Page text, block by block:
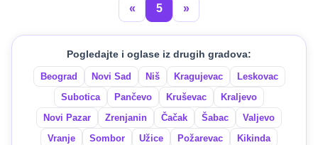
« 5 »
Pogledajte i oglase iz drugih gradova:
Beograd Novi Sad Niš Kragujevac
Leskovac
Subotica
Pančevo Kruševac
Kraljevo
Novi Pazar
Zrenjanin Čačak Šabac
Valjevo
Vranje
Sombor Užice Požarevac
Kikinda